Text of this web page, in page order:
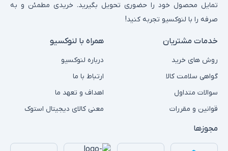
تمایل محصول خود را حضوری تحویل بگیرید. خریدی مطمئن و به
صرفه را با لنوکسیو تجربه کنید!
خدمات مشتریان
روش های خرید
گواهی سلامت کالا
سوالات متداول
قوانین و مقررات
همراه با لنوکسیو
درباره لنوکسیو
ارتباط با ما
اهداف و تعهد ما
معنی کالای دیجیتال استوک
مجوزها